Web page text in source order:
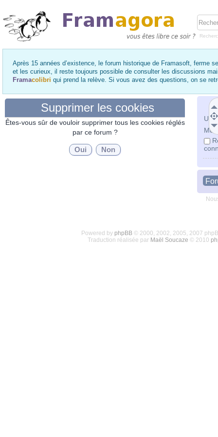
Après 15 années d’existence, le forum historique de Framasoft, ferme
et les curieux, il reste toujours possible de consulter les discussions
Framacolibri qui prend la relève. Si vous avez des questions, on se
Mot
Supprimer les cookies
Êtes-vous sûr de vouloir supprimer tous les cookies réglés
par ce forum ?
Powered by phpBB© 2000, 2002, 2005, 2007
Traduction réalisée par Maël Soucaze © 2010